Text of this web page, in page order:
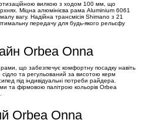
вилкою з ходом 100 мм, що
Міцна алюмінієва рама Aluminium 6061
вагу. Надійна трансмісія Shimano з 21
передачу для будь-якого рельєфу
Orbea Onna
що забезпечує комфортну посадку навіть
сідло та регульований за висотою керм
під індивідуальні потреби райдера.
та фірмовою палітрою кольорів Orbea
Orbea Onna